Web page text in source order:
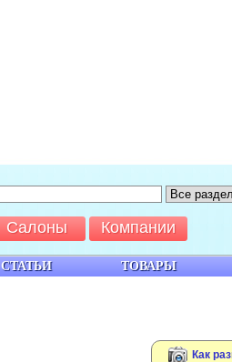
Как
СТАТЬИ ТОВАРЫ
Салоны Компании